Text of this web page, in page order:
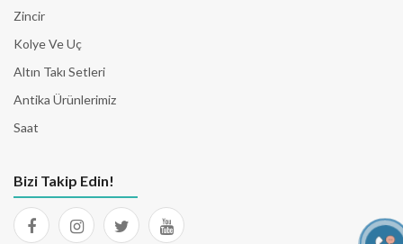
Zincir
Kolye Ve Uç
Altın Takı Setleri
Antika Ürünlerimiz
Saat
Bizi Takip Edin!